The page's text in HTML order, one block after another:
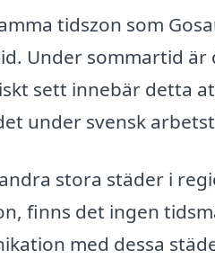
tidszon som
Under sommartid är
sett innebär detta
under svensk
stora städer i
finns det ingen
med dessa